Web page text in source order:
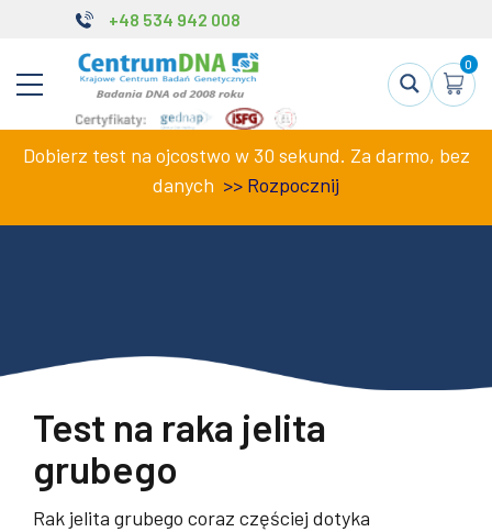
+48 534 942 008
0
Dobierz test na ojcostwo w 30 sekund. Za darmo, bez
danych >> Rozpocznij
Test na raka jelita
grubego
Rak jelita grubego coraz częściej dotyka